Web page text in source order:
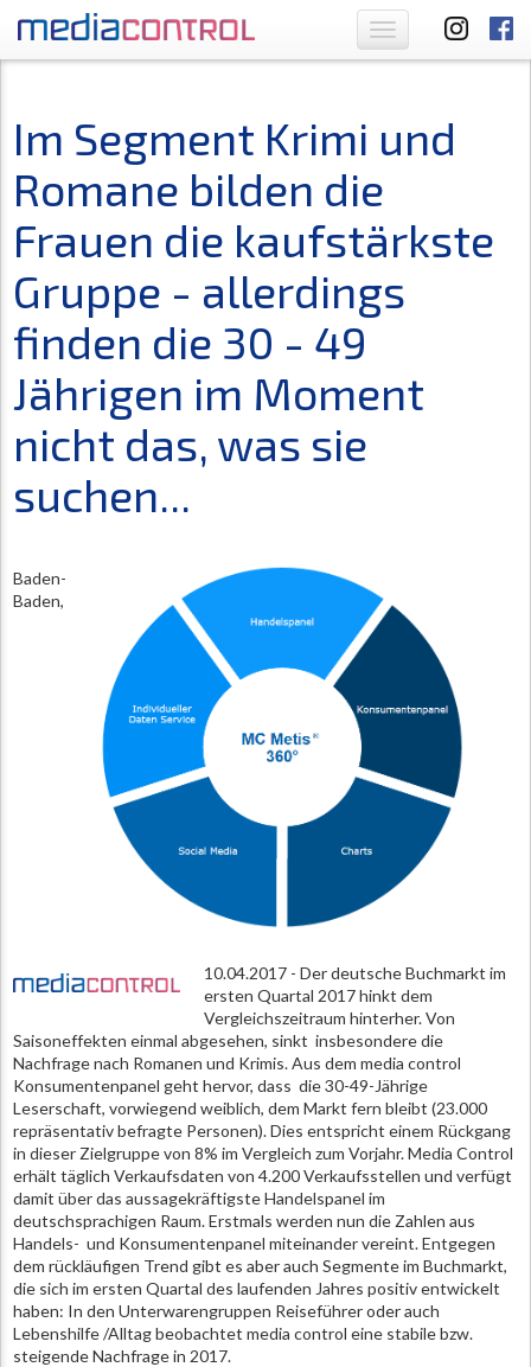
Toggle
navigation
Im Segment Krimi und
Romane bilden die
Frauen die kaufstärkste
Gruppe - allerdings
finden die 30 - 49
Jährigen im Moment
nicht das, was sie
suchen...
Baden-
Baden,
10.04.2017 - Der deutsche Buchmarkt im
ersten Quartal 2017 hinkt dem
Vergleichszeitraum hinterher. Von
Saisoneffekten einmal abgesehen, sinkt insbesondere die
Nachfrage nach Romanen und Krimis. Aus dem media control
Konsumentenpanel geht hervor, dass die 30-49-Jährige
Leserschaft, vorwiegend weiblich, dem Markt fern bleibt (23.000
repräsentativ befragte Personen). Dies entspricht einem Rückgang
in dieser Zielgruppe von 8% im Vergleich zum Vorjahr. Media Control
erhält täglich Verkaufsdaten von 4.200 Verkaufsstellen und verfügt
damit über das aussagekräftigste Handelspanel im
deutschsprachigen Raum. Erstmals werden nun die Zahlen aus
Handels- und Konsumentenpanel miteinander vereint. Entgegen
dem rückläufigen Trend gibt es aber auch Segmente im Buchmarkt,
die sich im ersten Quartal des laufenden Jahres positiv entwickelt
haben: In den Unterwarengruppen Reiseführer oder auch
Lebenshilfe /Alltag beobachtet media control eine stabile bzw.
steigende Nachfrage in 2017.